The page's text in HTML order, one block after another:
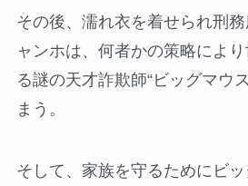
その後、濡れ衣を着せられ刑
ャンホは、何者かの策略によ
る謎の天才詐欺師“ビッグマウ
まう。
そして、家族を守るためにビ